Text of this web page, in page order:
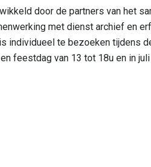
door de partners van het
met dienst archief en
individueel te bezoeken tijdens
feestdag van 13 tot 18u en in